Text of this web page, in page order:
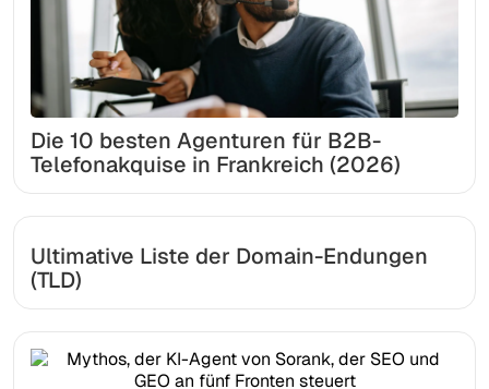
Die 10 besten Agenturen für B2B-
Telefonakquise in Frankreich (2026)
Ultimative Liste der Domain-Endungen
(TLD)